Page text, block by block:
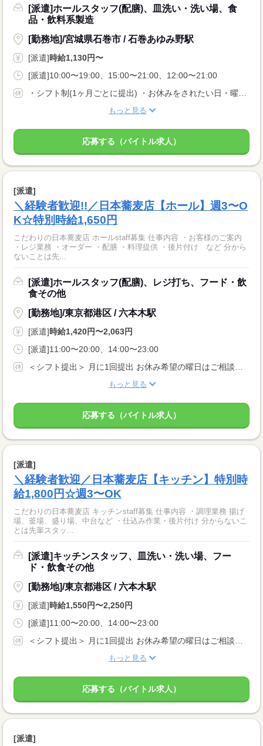
[派遣]ホールスタッフ(配膳)、皿洗い・洗い場、食
品・飲料系製造
[勤務地]/宮城県石巻市 / 石巻あゆみ野駅
[派遣]時給1,130円〜
[派遣]10:00〜19:00、15:00〜21:00、12:00〜21:00
もっと見る
応募する（バイトル求人）
[派遣]
＼経験者歓迎!!／日本蕎麦店【ホール】週3〜O
K☆特別時給1,650円
こだわりの日本蕎麦店 ホールstaff募集 仕事内容 ・お客様のご案内
・レジ業務 ・オーダー ・配膳 ・料理提供 ・後片付け など 分から
ないことは先...
[派遣]ホールスタッフ(配膳)、レジ打ち、フード・飲
食その他
[勤務地]/東京都港区 / 六本木駅
[派遣]時給1,420円〜2,063円
[派遣]11:00〜20:00、14:00〜23:00
もっと見る
応募する（バイトル求人）
[派遣]
＼経験者歓迎／日本蕎麦店【キッチン】特別時
給1,800円☆週3〜OK
こだわりの日本蕎麦店 キッチンstaff募集 仕事内容 ・調理業務 揚げ
場、釜場、盛り場、中台など ・仕込み作業・後片付け 分からないこ
とは先輩スタッ...
[派遣]キッチンスタッフ、皿洗い・洗い場、フー
ド・飲食その他
[勤務地]/東京都港区 / 六本木駅
[派遣]時給1,550円〜2,250円
[派遣]11:00〜20:00、14:00〜23:00
もっと見る
応募する（バイトル求人）
[派遣]